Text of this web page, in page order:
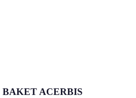
BAKET ACERBIS